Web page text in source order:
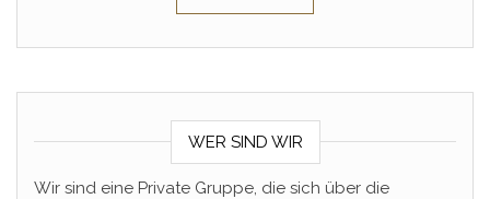
WER SIND WIR
Wir sind eine Private Gruppe, die sich über die